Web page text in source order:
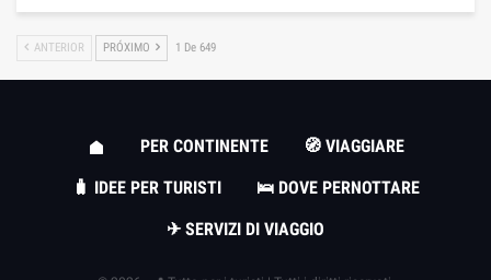
ANTERIOR PRÓXIMO 1 De 649
PER CONTINENTE
🧭 VIAGGIARE
🧳 IDEE PER TURISTI
🛌 DOVE PERNOTTARE
✈ SERVIZI DI VIAGGIO